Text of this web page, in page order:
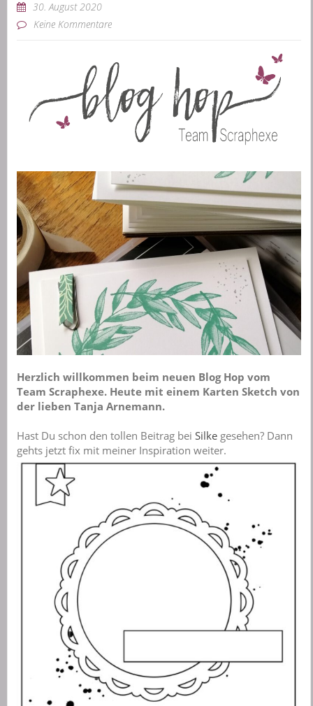
30. August 2020
Keine Kommentare
Herzlich willkommen beim neuen Blog Hop vom
Team Scraphexe. Heute mit einem Karten Sketch von
der lieben Tanja Arnemann.
Hast Du schon den tollen Beitrag bei Silke gesehen? Dann
gehts jetzt fix mit meiner Inspiration weiter.